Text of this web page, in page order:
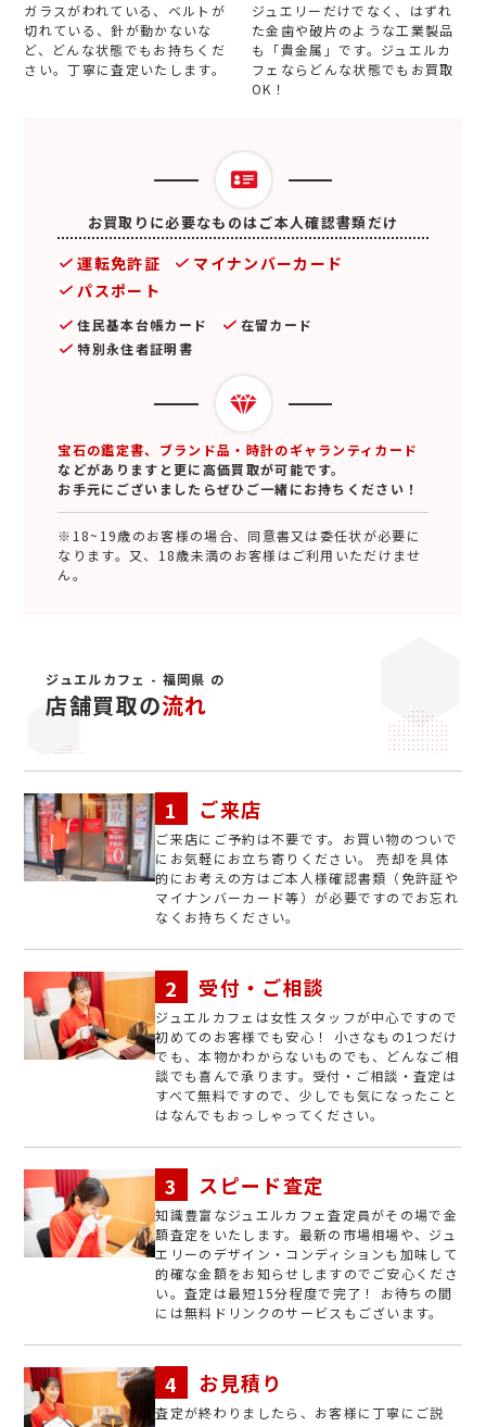
ガラスがわれている、ベルトが
切れている、針が動かないな
ど、どんな状態でもお持ちくだ
さい。丁寧に査定いたします。
ジュエリーだけでなく、はずれ
た金歯や破片のような工業製品
も「貴金属」です。ジュエルカ
フェならどんな状態でもお買取
OK！
お買取りに必要なものはご本人確認書類だけ
運転免許証
マイナンバーカード
パスポート
住民基本台帳カード
在留カード
特別永住者証明書
宝石の鑑定書、ブランド品・時計のギャランティカード
などがありますと更に高価買取が可能です。
お手元にございましたらぜひご一緒にお持ちください！
※18~19歳のお客様の場合、同意書又は委任状が必要に
なります。又、18歳未満のお客様はご利用いただけませ
ん。
ジュエルカフェ - 福岡県 の
店舗買取の流れ
ご来店
ご来店にご予約は不要です。お買い物のついで
にお気軽にお立ち寄りください。 売却を具体
的にお考えの方はご本人様確認書類（免許証や
マイナンバーカード等）が必要ですのでお忘れ
なくお持ちください。
受付・ご相談
ジュエルカフェは女性スタッフが中心ですので
初めてのお客様でも安心！ 小さなもの1つだけ
でも、本物かわからないものでも、どんなご相
談でも喜んで承ります。受付・ご相談・査定は
すべて無料ですので、少しでも気になったこと
はなんでもおっしゃってください。
スピード査定
知識豊富なジュエルカフェ査定員がその場で金
額査定をいたします。最新の市場相場や、ジュ
エリーのデザイン・コンディションも加味して
的確な金額をお知らせしますのでご安心くださ
い。査定は最短15分程度で完了！ お待ちの間
には無料ドリンクのサービスもございます。
お見積り
査定が終わりましたら、お客様に丁寧にご説